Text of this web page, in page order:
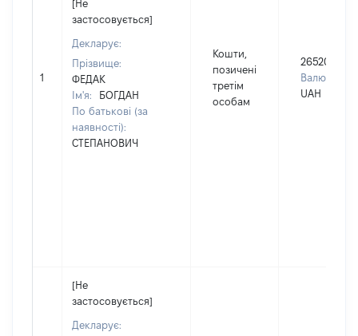
1
[Не
застосовується]
Декларує:
Прізвище:
ФЕДАК
Ім'я:
БОГДАН
По батькові (за
наявності):
СТЕПАНОВИЧ
Кошти,
позичені
третім
особам
2652010
Валюта:
UAH
[Не
застосовується]
Декларує: